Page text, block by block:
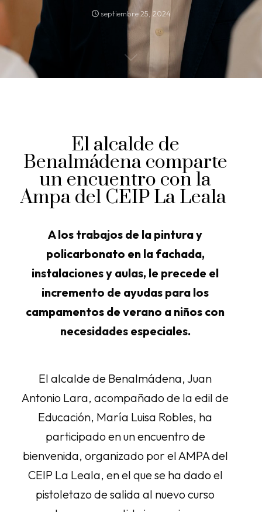
septiembre 25, 2024
El alcalde de
Benalmádena comparte
un encuentro con la
Ampa del CEIP La Leala
A los trabajos de la pintura y
policarbonato en la fachada,
instalaciones y aulas, le precede el
incremento de ayudas para los
campamentos de verano a niños con
necesidades especiales.
El alcalde de Benalmádena, Juan
Antonio Lara, acompañado de la edil de
Educación, María Luisa Robles, ha
participado en un encuentro de
bienvenida, organizado por el AMPA del
CEIP La Leala, en el que se ha dado el
pistoletazo de salida al nuevo curso